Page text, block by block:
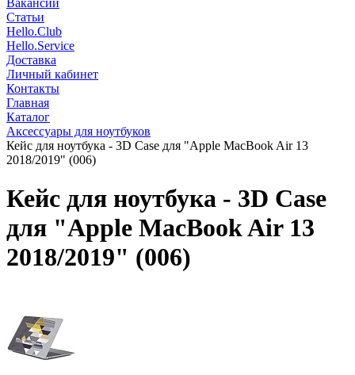
Вакансии
Статьи
Hello.Club
Hello.Service
Доставка
Личный кабинет
Контакты
Главная
Каталог
Аксессуары для ноутбуков
Кейс для ноутбука - 3D Case для "Apple MacBook Air 13
2018/2019" (006)
Кейс для ноутбука - 3D Case
для "Apple MacBook Air 13
2018/2019" (006)